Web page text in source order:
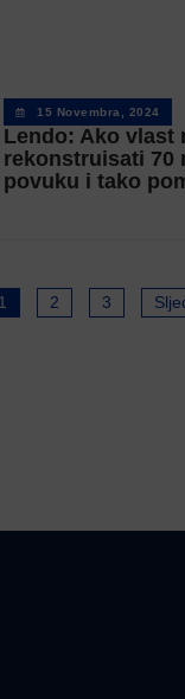
15 Novembra, 2024
Lendo: Ako vlast
rekonstruisati 70
povuku i tako
1 2 3